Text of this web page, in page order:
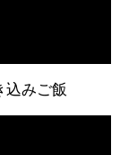
込みご飯